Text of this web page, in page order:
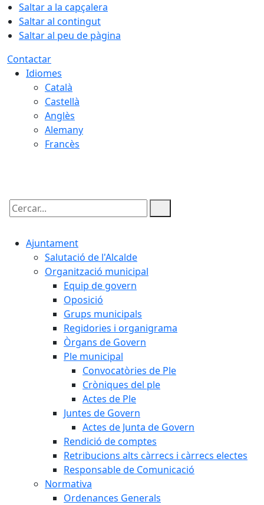
Saltar a la capçalera
Saltar al contingut
Saltar al peu de pàgina
Contactar
Idiomes
Català
Castellà
Anglès
Alemany
Francès
Cercar:
Ajuntament
Salutació de l'Alcalde
Organització municipal
Equip de govern
Oposició
Grups municipals
Regidories i organigrama
Òrgans de Govern
Ple municipal
Convocatòries de Ple
Cròniques del ple
Actes de Ple
Juntes de Govern
Actes de Junta de Govern
Rendició de comptes
Retribucions alts càrrecs i càrrecs electes
Responsable de Comunicació
Normativa
Ordenances Generals